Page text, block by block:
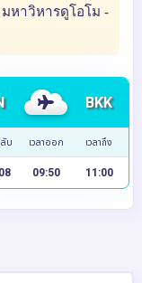
มหาวิหารดูโอโม -
BKK
บ เวลาออก เวลาถึง
09:50 11:00